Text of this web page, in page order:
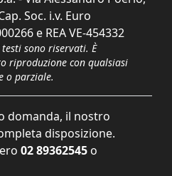
Soc. i.v. Euro
e REA VE-454332
sono riservati. È
riproduzione con qualsiasi
o parziale.
domanda, il nostro
disposizione.
02 89362545 o